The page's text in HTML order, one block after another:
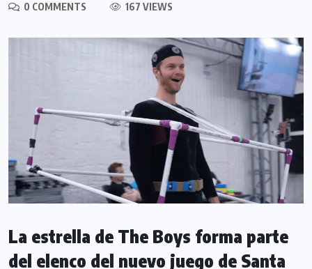
0 COMMENTS
167 VIEWS
La estrella de The Boys forma parte
del elenco del nuevo juego de Santa